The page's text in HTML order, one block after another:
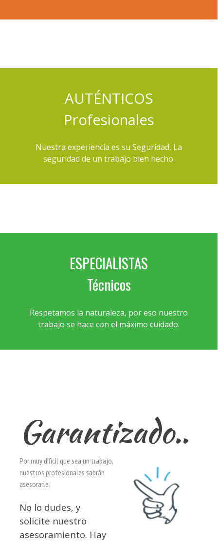
AUTÉNTICOS
Profesionales
Nuestra experiencia es su Seguridad, La
seguridad de un trabajo bien hecho.
ESPECIALISTAS
Técnicos
Respetamos la naturaleza, por eso nuestro
trabajo se hace con el máximo cuidado.
Garantizado..
Por muy dificil que sea un trabajo,
nuestros profesionales sabrán
asesorarle.
No lo dudes, y
solicite nuestro
asesoramiento. Hay